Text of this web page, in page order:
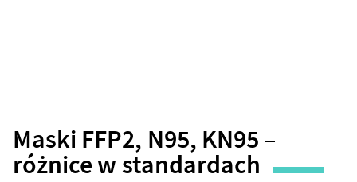
Maski FFP2, N95, KN95 –
różnice w standardach